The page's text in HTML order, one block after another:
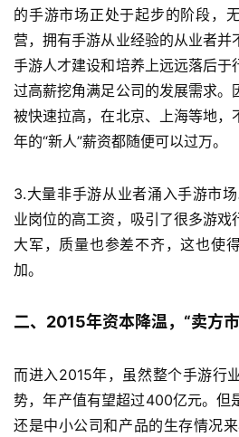
页
游
茶
原
的手游市场正处于起步的阶段，
营，拥有手游从业经验的从业者并
手游人才建设和培养上远远落后于
过高薪挖角满足公司的发展需求。
被快速拉高，在北京、上海等地，
年的“新人”薪资都随便可以过万。
3.大量非手游从业者涌入手游市场
业岗位的高工资，吸引了很多游戏
大军，质量也参差不齐，这也使
加。
二、2015年资本降温，“卖方
而进入2015年，虽然整个手游行
势，年产值有望超过400亿元。但
还是中小公司和产品的生存情况